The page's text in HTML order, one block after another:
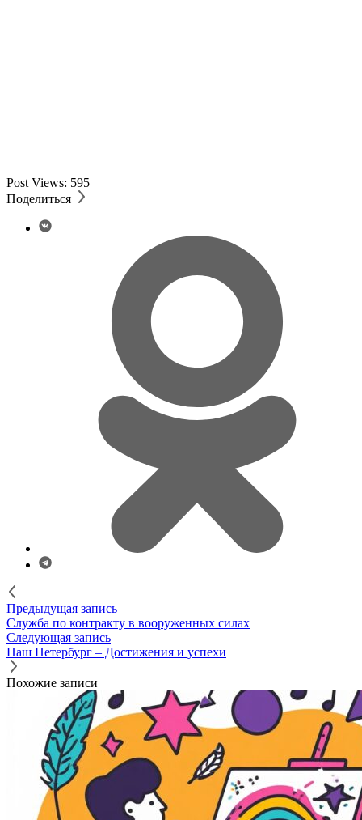
Post Views: 595
Поделиться
Предыдущая запись
Служба по контракту в вооруженных силах
Следующая запись
Наш Петербург – Достижения и успехи
Похожие записи